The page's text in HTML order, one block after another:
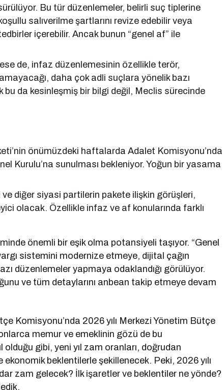
Bu tür düzenlemeler, belirli suç tiplerine
salıverilme şartlarını revize edebilir veya
içerebilir. Ancak bunun “genel af” ile
de, infaz düzenlemesinin özellikle terör,
daha çok adli suçlara yönelik bazı
da kesinleşmiş bir bilgi değil, Meclis sürecinde
önümüzdeki haftalarda Adalet Komisyonu’nda
Kurulu’na sunulması bekleniyor. Yoğun bir yasama
diğer siyasi partilerin pakete ilişkin görüşleri,
olacak. Özellikle infaz ve af konularında farklı
önemli bir eşik olma potansiyeli taşıyor. “Genel
sistemini modernize etmeye, dijital çağın
düzenlemeler yapmaya odaklandığı görülüyor.
ve tüm detaylarını anbean takip etmeye devam
Komisyonu’nda 2026 yılı Merkezi Yönetim Bütçe
memur ve emeklinin gözü de bu
gibi, yeni yıl zam oranları, doğrudan
beklentilerle şekillenecek. Peki, 2026 yılı
zam gelecek? İlk işaretler ve beklentiler ne yönde?